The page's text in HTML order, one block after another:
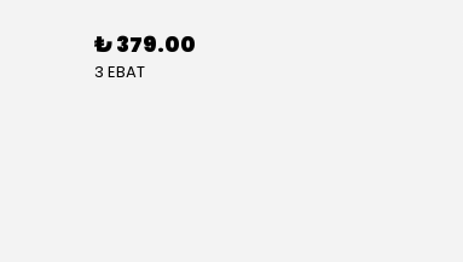
₺ 379.00
3 EBAT